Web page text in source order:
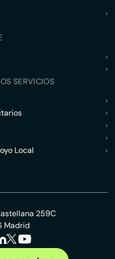
›
›
›
SERVICIOS
›
›
›
›
Local
›
259C
Madrid